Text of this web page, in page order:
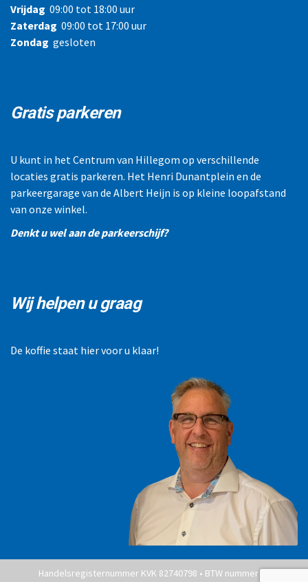
Vrijdag 09:00 tot 18:00 uur
Zaterdag 09:00 tot 17:00 uur
Zondag gesloten
Gratis parkeren
U kunt in het Centrum van Hillegom op verschillende
locaties gratis parkeren. Het Henri Dunantplein en de
parkeergarage van de Albert Heijn is op kleine loopafstand
van onze winkel.
Denkt u wel aan de parkeerschijf?
Wij helpen u graag
De koffie staat hier voor u klaar!
Handelsregisternummer KVK 82740798 • BTW nummer NL